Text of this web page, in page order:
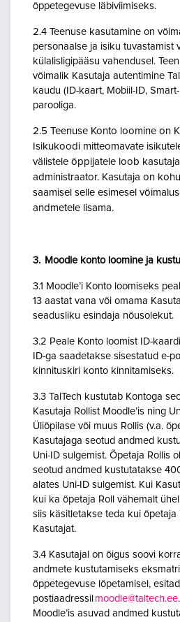
õppetegevuse läbiviimiseks.
2.4 Teenuse kasutamine on
personaalse ja isiku tuvastamist
külalisligipääsu vahendusel.
võimalik Kasutaja autentimine
kaudu (ID-kaart, Mobiil-ID,
parooliga.
2.5 Teenuse Konto loomine on
Isikukoodi mitteomavate
välistele õppijatele loob
administraator. Kasutaja on
saamisel selle esimesel
andmetele lisama.
3. Moodle konto loomine ja
3.1 Moodle’i Konto loomiseks
13 aastat vana või omama
seadusliku esindaja nõusolekut.
3.2 Peale Konto loomist ID-
ID-ga saadetakse sisestatud e-
kinnituskiri konto kinnitamiseks.
3.3 TalTech kustutab Kontoga
Kasutaja Rollist Moodle’is ning
Üliõpilase või muus Rollis (v.a.
Kasutajaga seotud andmed
Uni-ID sulgemist. Õpetaja Rollis
seotud andmed kustutatakse
alates Uni-ID sulgemist. Kui
kui ka õpetaja Roll vähemalt
siis käsitletakse teda kui õpetaja
Kasutajat.
3.4 Kasutajal on õigus soovi
andmete kustutamiseks
õppetegevuse lõpetamisel,
postiaadressil moodle@taltech.ee
Moodle’is asuvad andmed